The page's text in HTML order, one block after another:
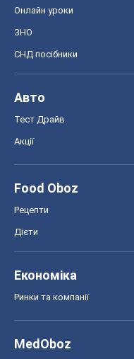
Онлайн уроки
ЗНО
СНД посібники
Авто
Тест Драйв
Акції
Food Oboz
Рецепти
Дієти
Економіка
Ринки та компанії
MedOboz